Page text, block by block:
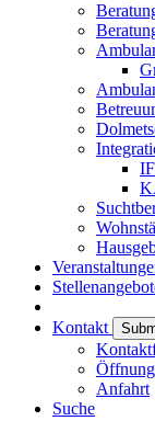
Kontakt
Anfahrt
Suche